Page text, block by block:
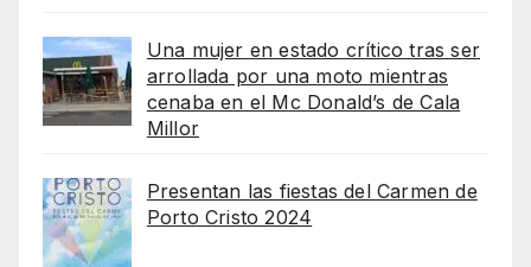
Una mujer en estado crítico tras ser
arrollada por una moto mientras
cenaba en el Mc Donald’s de Cala
Millor
Presentan las fiestas del Carmen de
Porto Cristo 2024